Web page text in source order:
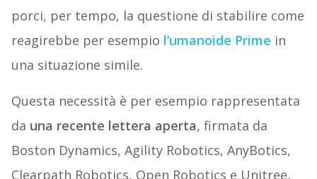
porci, per tempo, la questione di stabilire come
reagirebbe per esempio l’umanoide Prime in
una situazione simile.
Questa necessità è per esempio rappresentata
da una recente lettera aperta, firmata da
Boston Dynamics, Agility Robotics, AnyBotics,
Clearpath Robotics, Open Robotics e Unitree,